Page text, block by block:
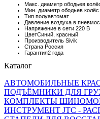
Макс. диаметр ободьев
Мин. диаметр ободьев
Тип полуавтомат
Давление воздуха в
Напряжение в сети 220 В
ЦветСиний, красный
Производитель Sivik
Страна Россия
Гарантия2 года
Каталог
АВТОМОБИЛЬНЫЕ
ПОДЪЁМНИКИ ДЛЯ
КОМПЛЕКТЫ
ИНСТРУМЕНТ JTC -